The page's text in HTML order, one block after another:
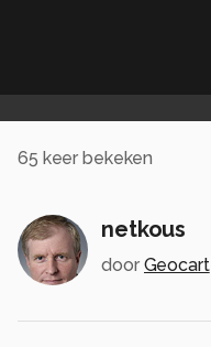
65 keer bekeken
netkous
door Geocart